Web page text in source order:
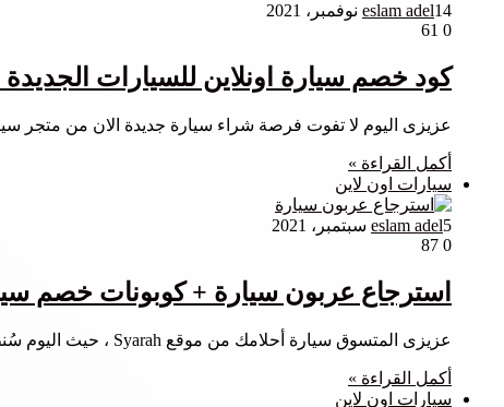
eslam adel14 نوفمبر، 2021
0
كود خصم سيارة اونلاين للسيارات
عزيزى اليوم لا تفوت فرصة شراء سيارة جديدة الان من
أكمل القراءة »
سيارات اون لاين
eslam adel5 سبتمبر، 2021
0
استرجاع عربون سيارة + كوبونات خصم
عزيزى المتسوق سيارة أحلامك من موقع Syarah ، حيث اليوم سُنطلعك عن إمكانية استرجاع عربون سيارة الذى يتم دفعه عن…
أكمل القراءة »
سيارات اون لاين